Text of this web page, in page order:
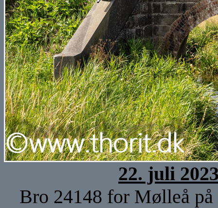
22. juli
Bro 24148 for Mølleå